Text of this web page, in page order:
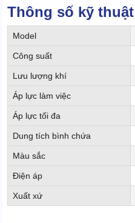
Thông số kỹ thuật
Model
Công suất
Lưu lượng khí
Áp lực làm việc
Áp lực tối đa
Dung tích bình chứa
Màu sắc
Điện áp
Xuất xứ